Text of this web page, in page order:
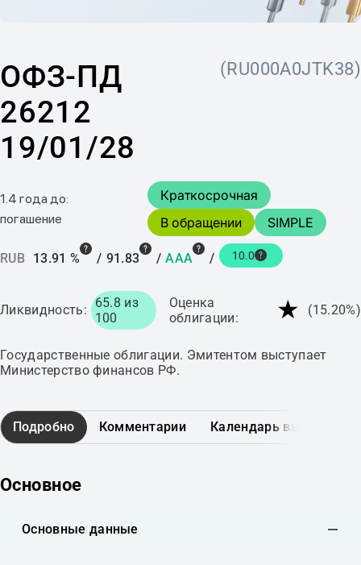
ОФЗ-ПД
26212
19/01/28
(RU000A0JTK38)
1.4 года до:
погашение
Краткосрочная
В обращении
SIMPLE
RUB 13.91 % / 91.83 / AAA / 10.0
Ликвидность: 65.8 из
100
Оценка
облигации:
★ (15.20%)
Государственные облигации. Эмитентом выступает
Министерство финансов РФ.
Подробно Комментарии Календарь выплат
Основное
Основные данные